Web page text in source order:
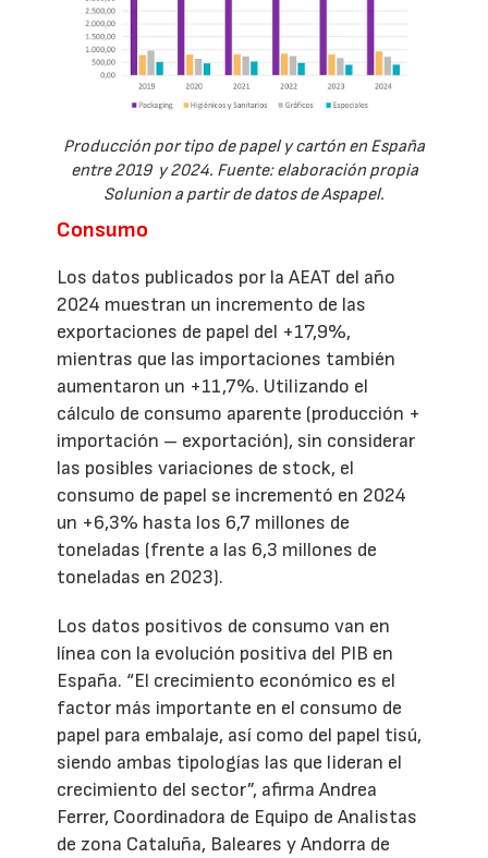
Producción por tipo de papel y cartón en España
entre 2019 y 2024. Fuente: elaboración propia
Solunion a partir de datos de Aspapel.
Consumo
Los datos publicados por la AEAT del año
2024 muestran un incremento de las
exportaciones de papel del +17,9%,
mientras que las importaciones también
aumentaron un +11,7%. Utilizando el
cálculo de consumo aparente (producción +
importación – exportación), sin considerar
las posibles variaciones de stock, el
consumo de papel se incrementó en 2024
un +6,3% hasta los 6,7 millones de
toneladas (frente a las 6,3 millones de
toneladas en 2023).
Los datos positivos de consumo van en
línea con la evolución positiva del PIB en
España. “El crecimiento económico es el
factor más importante en el consumo de
papel para embalaje, así como del papel tisú,
siendo ambas tipologías las que lideran el
crecimiento del sector”, afirma Andrea
Ferrer, Coordinadora de Equipo de Analistas
de zona Cataluña, Baleares y Andorra de